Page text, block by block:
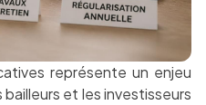
représente un enjeu
et les investisseurs